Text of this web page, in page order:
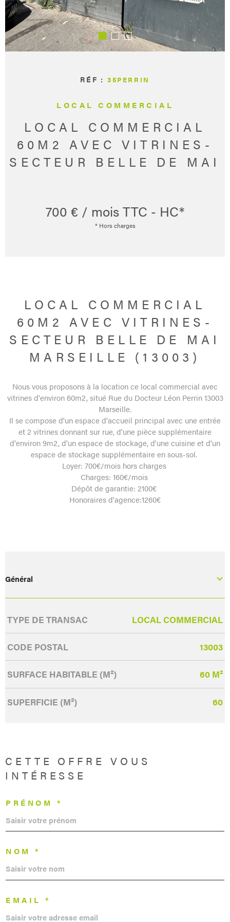
CONTACT
RÉF : 35PERRIN
LOCAL COMMERCIAL
LOCAL COMMERCIAL
60M2 AVEC VITRINES-
SECTEUR BELLE DE MAI
700 € / moisTTC - HC*
* Hors charges
LOCAL COMMERCIAL
60M2 AVEC VITRINES-
SECTEUR BELLE DE MAI
MARSEILLE (13003)
Nous vous proposons à la location ce local commercial avec
vitrines d'environ 60m2, situé Rue du Docteur Léon Perrin 13003
Marseille.
Il se compose d'un espace d'accueil principal avec une entrée
et 2 vitrines donnant sur rue, d'une pièce supplémentaire
d'environ 9m2, d'un espace de stockage, d'une cuisine et d'un
espace de stockage supplémentaire en sous-sol.
Loyer: 700€/mois hors charges
Charges: 160€/mois
Dépôt de garantie: 2100€
Honoraires d'agence:1260€
Général
Caractérisque Valeurs
TYPE DE TRANSAC LOCAL COMMERCIAL
CODE POSTAL 13003
SURFACE HABITABLE (M²) 60 M²
SUPERFICIE (M²) 60
CETTE OFFRE
VOUS
INTÉRESSE
PRÉNOM *
NOM *
EMAIL *